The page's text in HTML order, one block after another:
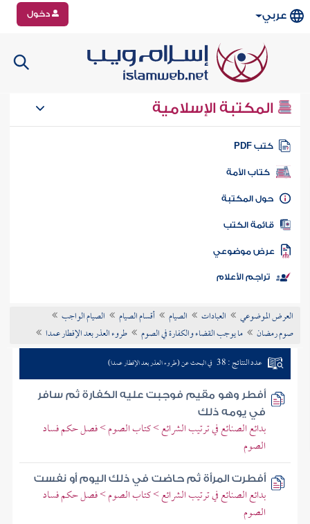
عربي دخول
المكتبة الإسلامية
كتب PDF
كتاب الأمة
المكتبة
الكتب
موضوعي
تراجم الأعلام
العرض الموضوعي العبادات الصيام أقسام الصيام
الصيام الواجب
صوم رمضان
ما يوجب القضاء والكفارة في الصوم طروء العذر بعد الإفطار عمدا
عدد النتائج : 38 في البحث عن (طروء العذر بعد الإفطار عمدا)
أفطر وهو مقيم فوجبت عليه الكفارة ثم سافر
في يومه ذلك
بدائع الصنائع في ترتيب الشرائع > كتاب الصوم > فصل حكم فساد
الصوم
أفطرت المرأة ثم حاضت في ذلك اليوم أو نفست
بدائع الصنائع في ترتيب الشرائع > كتاب الصوم > فصل حكم فساد
الصوم